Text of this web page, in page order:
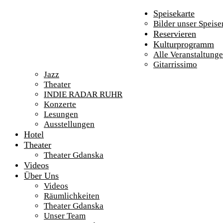
Speisekarte
Bilder unser
Reservieren
Kulturprogramm
Alle
Gitarrissimo
Jazz
Theater
INDIE RADAR RUHR
Konzerte
Lesungen
Ausstellungen
Hotel
Theater
Theater Gdanska
Videos
Über Uns
Videos
Räumlichkeiten
Theater Gdanska
Unser Team